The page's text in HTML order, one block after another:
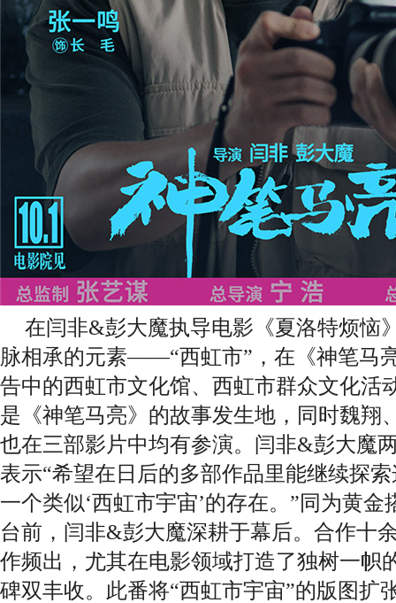
在闫非&彭大魔执导电影 《夏洛特烦恼
脉相承的元素——“西虹市” ，在《神笔马
告中的西虹市文化馆、西虹市群众文化活
是《神笔马亮》的故事发生地，同时魏翔
也在三部影片中均有参演。闫非&彭大魔
表示“希望在日后的多部作品里能继续探
一个类似‘西虹市宇宙’的存在。 ”同为黄金
台前，闫非&彭大魔深耕于幕后。合作十
作频出，尤其在电影领域打造了独树一帜
碑双丰收。此番将“西虹市宇宙”的版图扩